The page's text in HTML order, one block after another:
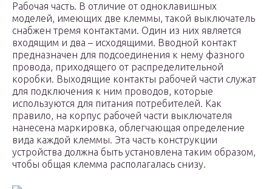
Рабочая часть. В отличие от одноклавишных
моделей, имеющих две клеммы, такой выключатель
снабжен тремя контактами. Один из них является
входящим и два – исходящими. Вводной контакт
предназначен для подсоединения к нему фазного
провода, приходящего от распределительной
коробки. Выходящие контакты рабочей части служат
для подключения к ним проводов, которые
используются для питания потребителей. Как
правило, на корпус рабочей части выключателя
нанесена маркировка, облегчающая определение
вида каждой клеммы. Эта часть конструкции
устройства должна быть установлена таким образом,
чтобы общая клемма располагалась снизу.